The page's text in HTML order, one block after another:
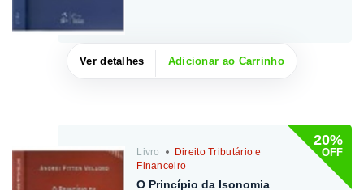
Ver detalhes Adicionar ao Carrinho
20%
OFF
Livro
Direito Tributário e
Financeiro
O Princípio da Isonomia